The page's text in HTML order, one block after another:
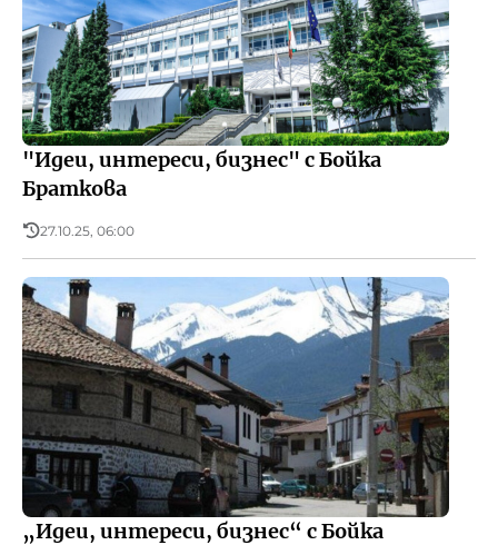
"Идеи, интереси, бизнес" с Бойка
Браткова
27.10.25, 06:00
„Идеи, интереси, бизнес“ с Бойка